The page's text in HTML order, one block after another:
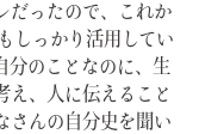
だったので、これか
しっかり活用してい
分のことなのに、生
え、人に伝えること
さんの自分史を聞い